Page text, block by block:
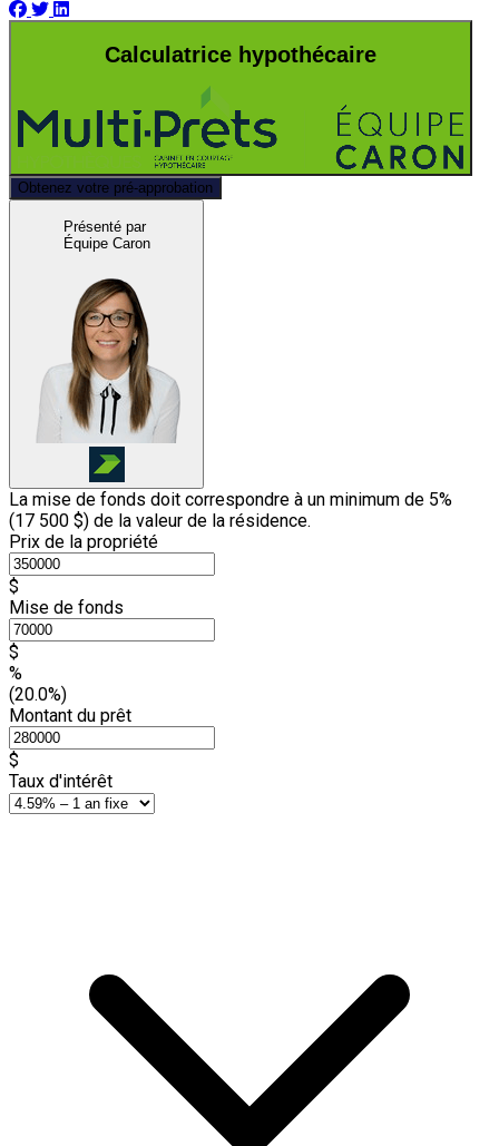
Calculatrice hypothécaire
Obtenez votre pré-approbation
Présenté par
Équipe Caron
La mise de fonds doit correspondre à un minimum de 5%
(17 500 $) de la valeur de la résidence.
Prix de la propriété
$
Mise de fonds
$
%
(20.0%)
Montant du prêt
$
Taux d'intérêt